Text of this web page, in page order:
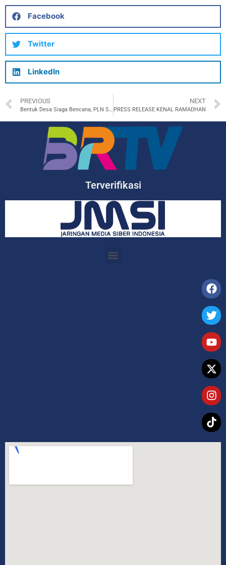
Facebook
Twitter
LinkedIn
PREVIOUS
Bentuk Desa Siaga Bencana, PLN Salurkan 109 APAR untuk Wilayah Rentan Kebakaran.
NEXT
PRESS RELEASE KENAL RAMADHAN
Terverifikasi